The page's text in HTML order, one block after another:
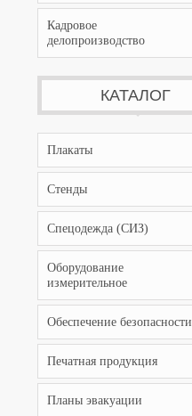
Кадровое
делопроизводство
КАТАЛОГ
Плакаты
Стенды
Спецодежда (СИЗ)
Оборудование
измерительное
Обеспечение безопасности
Печатная продукция
Планы эвакуации